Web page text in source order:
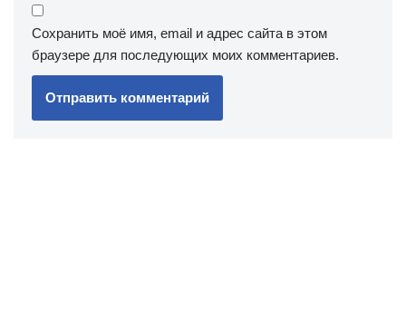
Сохранить моё имя, email и адрес сайта в этом
браузере для последующих моих комментариев.